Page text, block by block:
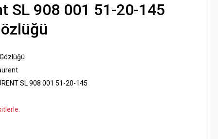
SL 908 001 51-20-145
SL 908 001 51-20-145